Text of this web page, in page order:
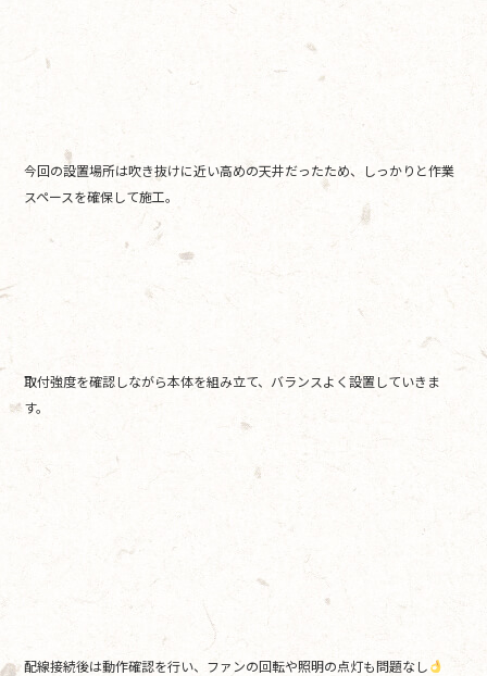
今回の設置場所は吹き抜けに近い高めの天井だったため、しっかりと作業
スペースを確保して施工。
取付強度を確認しながら本体を組み立て、バランスよく設置していきま
す。
配線接続後は動作確認を行い、ファンの回転や照明の点灯も問題なし